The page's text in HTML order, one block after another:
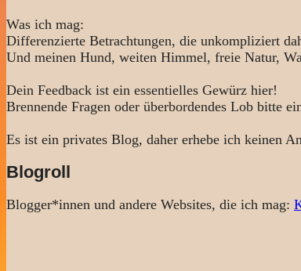
Was ich mag:
Differenzierte Betrachtungen, die unkompliziert
Und meinen Hund, weiten Himmel, freie Natur,
Dein Feedback ist ein essentielles Gewürz hier!
Brennende Fragen oder überbordendes Lob bitte
Es ist ein privates Blog, daher erhebe ich keinen
Blogroll
Blogger*innen und andere Websites, die ich mag: